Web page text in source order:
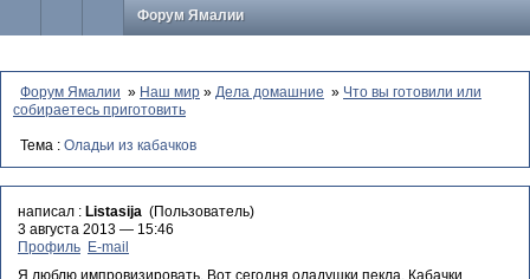
Форум Ямалии
Форум Ямалии » Наш мир » Дела домашние » Что вы готовили или
собираетесь приготовить
Тема : Оладьи из кабачков
написал : Listasija (Пользователь)
3 августа 2013 — 15:46
Профиль E-mail
Я люблю импровизировать. Вот сегодня оладушки пекла. Кабачки